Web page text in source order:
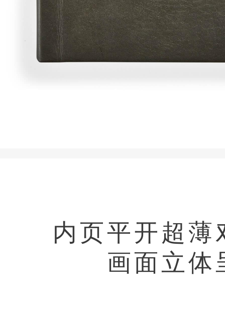
内页平开超薄
画面立体